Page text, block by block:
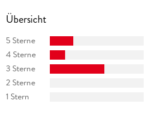
Übersicht
5 Sterne
4 Sterne
3 Sterne
2 Sterne
1 Stern